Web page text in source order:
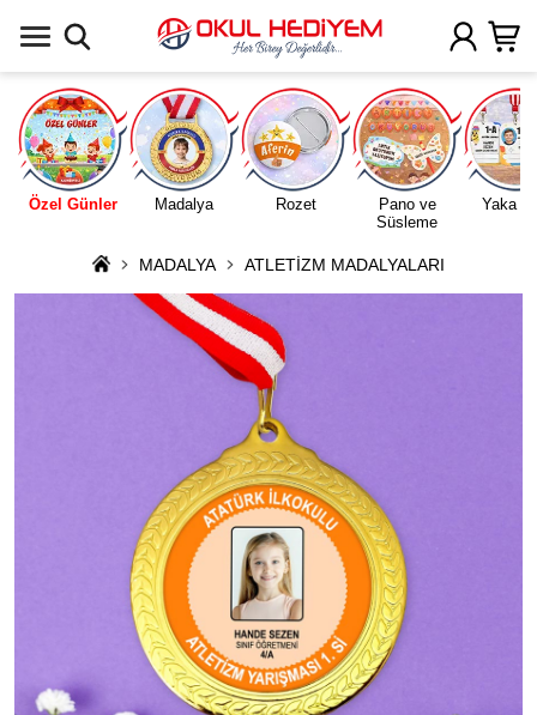
Özel Günler Madalya Rozet
Pano ve
Süsleme
Yaka
MADALYA ATLETİZM MADALYALARI
Uygulamada Aç